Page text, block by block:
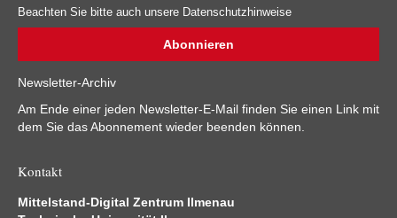
Beachten Sie bitte auch unsere Datenschutzhinweise
Newsletter-Archiv
Am Ende einer jeden Newsletter-E-Mail finden Sie einen Link mit
dem Sie das Abonnement wieder beenden können.
Kontakt
Mittelstand-Digital Zentrum Ilmenau